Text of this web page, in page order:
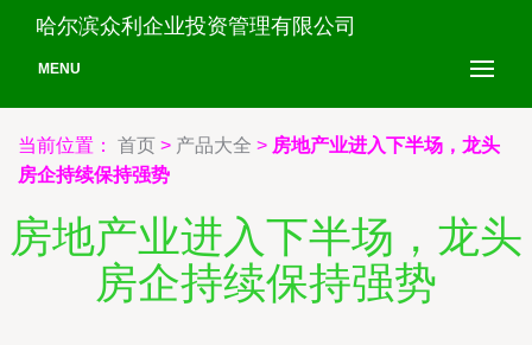
哈尔滨众利企业投资管理有限公司
MENU
当前位置： 首页 > 产品大全 > 房地产业进入下半场，龙头
房企持续保持强势
房地产业进入下半场，龙头
房企持续保持强势